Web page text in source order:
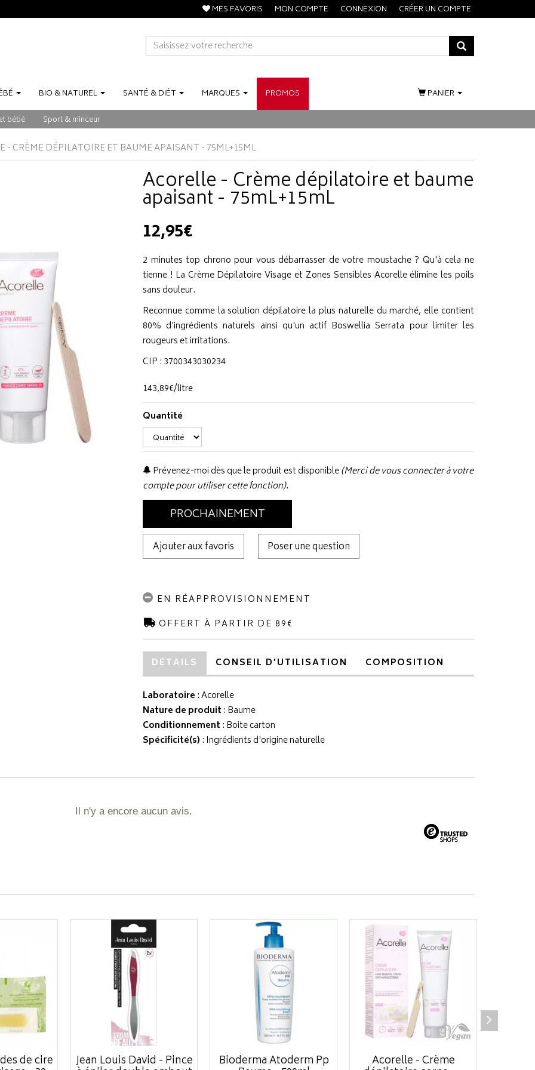
MES FAVORIS MON COMPTE CONNEXION CRÉER UN COMPTE
BIO &NATUREL SANTÉ &DIÉT MARQUES PROMOS
bébé Sport & minceur
PANIER
- CRÈME DÉPILATOIRE ET BAUME APAISANT - 75ML+15ML
Acorelle - Crème dépilatoire et baume
apaisant - 75mL+15mL
12,95€
2 minutes top chrono pour vous débarrasser de votre moustache ? Qu'à cela ne
tienne ! La Crème Dépilatoire Visage et Zones Sensibles Acorelle élimine les poils
sans douleur.
Reconnue comme la solution dépilatoire la plus naturelle du marché, elle contient
80% d'ingrédients naturels ainsi qu'un actif Boswellia Serrata pour limiter les
rougeurs et irritations.
CIP : 3700343030234
143,89€/litre
Quantité
Prévenez-moi dès que le produit est disponible(Merci de vous connecter à votre
compte pour utiliser cette fonction).
PROCHAINEMENT
Ajouter aux favoris Poser une question
EN RÉAPPROVISIONNEMENT
OFFERT À PARTIR DE 89€
DÉTAILS CONSEIL D’UTILISATION COMPOSITION
Laboratoire :Acorelle
Nature de produit : Baume
Conditionnement : Boite carton
Spécificité(s) : Ingrédients d'origine naturelle
Il n'y a encore aucun avis.
de cire Jean Louis David - Pince Bioderma Atoderm Pp Acorelle - Crème